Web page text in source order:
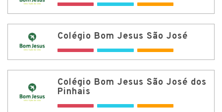
Colégio Bom Jesus São José
Colégio Bom Jesus São José dos
Pinhais